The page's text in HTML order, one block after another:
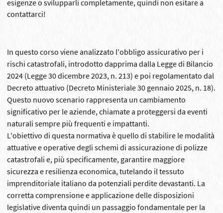
esigenze o svilupparli completamente, quindi non esitare a
contattarci!
In questo corso viene analizzato l'obbligo assicurativo per i
rischi catastrofali, introdotto dapprima dalla Legge di Bilancio
2024 (Legge 30 dicembre 2023, n. 213) e poi regolamentato dal
Decreto attuativo (Decreto Ministeriale 30 gennaio 2025, n. 18).
Questo nuovo scenario rappresenta un cambiamento
significativo per le aziende, chiamate a proteggersi da eventi
naturali sempre più frequenti e impattanti.
L'obiettivo di questa normativa è quello di stabilire le modalità
attuative e operative degli schemi di assicurazione di polizze
catastrofali e, più specificamente, garantire maggiore
sicurezza e resilienza economica, tutelando il tessuto
imprenditoriale italiano da potenziali perdite devastanti. La
corretta comprensione e applicazione delle disposizioni
legislative diventa quindi un passaggio fondamentale per la